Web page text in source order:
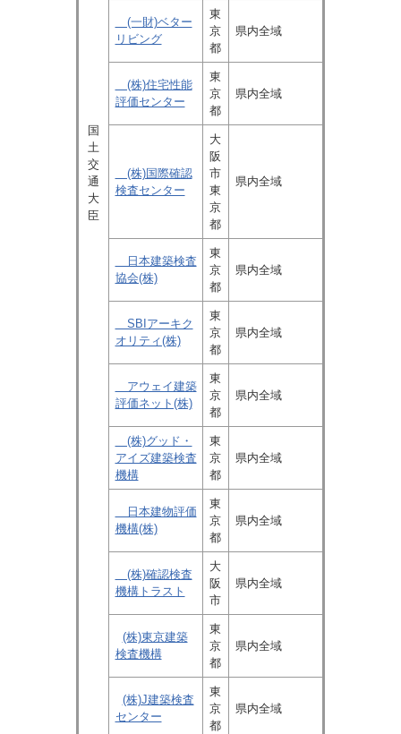
国
土
交
通
大
臣
(一財)ベター
リビング
東
京
都
県内全域
(株)住宅性能
評価センター
東
京
都
県内全域
(株)国際確認
検査センター
大
阪
市
東
京
都
県内全域
日本建築検査
協会(株)
東
京
都
県内全域
SBIアーキク
オリティ(株)
東
京
都
県内全域
アウェイ建築
評価ネット(株)
東
京
都
県内全域
(株)グッド・
アイズ建築検査
機構
東
京
都
県内全域
日本建物評価
機構(株)
東
京
都
県内全域
(株)確認検査
機構トラスト
大
阪
市
県内全域
(株)東京建築
検査機構
東
京
都
県内全域
(株)J建築検査
センター
東
京
都
県内全域